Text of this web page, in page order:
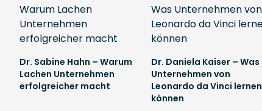
Dr. Sabine Hahn – Warum
Lachen Unternehmen
erfolgreicher macht
Dr. Daniela Kaiser – Was
Unternehmen von
Leonardo da Vinci lernen
können